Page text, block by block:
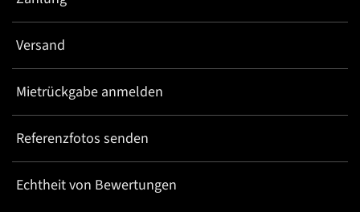
Versand
Mietrückgabe anmelden
Referenzfotos senden
Echtheit von Bewertungen